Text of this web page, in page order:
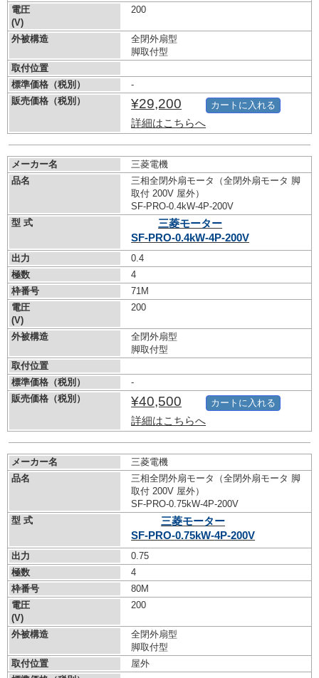
電圧
(V)
200
外被構造
全閉外扇型
脚取付型
取付位置
標準価格（税別）
-
販売価格（税別）
¥29,200
詳細はこちらへ
カートに入れる
メーカー名
三菱電機
品名
三相全閉外扇モータ（全閉外扇モータ 脚
取付 200V 屋外）
SF-PRO-0.4kW-4P-200V
型 式
三菱モーター
SF-PRO-0.4kW-4P-200V
出力
0.4
極数
4
枠番号
71M
電圧
(V)
200
外被構造
全閉外扇型
脚取付型
取付位置
標準価格（税別）
-
販売価格（税別）
¥40,500
詳細はこちらへ
カートに入れる
メーカー名
三菱電機
品名
三相全閉外扇モータ（全閉外扇モータ 脚
取付 200V 屋外）
SF-PRO-0.75kW-4P-200V
型 式
三菱モーター
SF-PRO-0.75kW-4P-200V
出力
0.75
極数
4
枠番号
80M
電圧
(V)
200
外被構造
全閉外扇型
脚取付型
取付位置
屋外